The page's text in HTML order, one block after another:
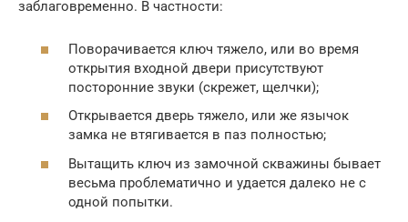
заблаговременно. В частности:
Поворачивается ключ тяжело, или во время
открытия входной двери присутствуют
посторонние звуки (скрежет, щелчки);
Открывается дверь тяжело, или же язычок
замка не втягивается в паз полностью;
Вытащить ключ из замочной скважины бывает
весьма проблематично и удается далеко не с
одной попытки.